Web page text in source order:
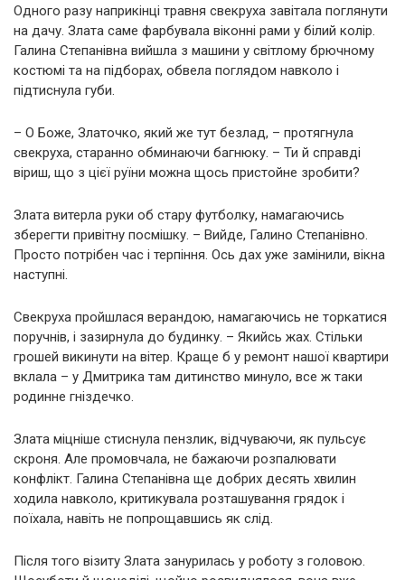
Одного разу наприкінці травня свекруха завітала поглянути
на дачу. Злата саме фарбувала віконні рами у білий колір.
Галина Степанівна вийшла з машини у світлому брючному
костюмі та на підборах, обвела поглядом навколо і
підтиснула губи.
– О Боже, Златочко, який же тут безлад, – протягнула
свекруха, старанно обминаючи багнюку. – Ти й справді
віриш, що з цієї руїни можна щось пристойне зробити?
Злата витерла руки об стару футболку, намагаючись
зберегти привітну посмішку. – Вийде, Галино Степанівно.
Просто потрібен час і терпіння. Ось дах уже замінили, вікна
наступні.
Свекруха пройшлася верандою, намагаючись не торкатися
поручнів, і зазирнула до будинку. – Якийсь жах. Стільки
грошей викинути на вітер. Краще б у ремонт нашої квартири
вклала – у Дмитрика там дитинство минуло, все ж таки
родинне гніздечко.
Злата міцніше стиснула пензлик, відчуваючи, як пульсує
скроня. Але промовчала, не бажаючи розпалювати
конфлікт. Галина Степанівна ще добрих десять хвилин
ходила навколо, критикувала розташування грядок і
поїхала, навіть не попрощавшись як слід.
Після того візиту Злата занурилась у роботу з головою.